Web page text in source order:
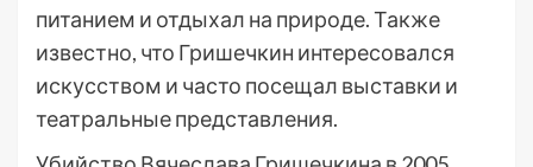
питанием и отдыхал на природе. Также
известно, что Гришечкин интересовался
искусством и часто посещал выставки и
театральные представления.